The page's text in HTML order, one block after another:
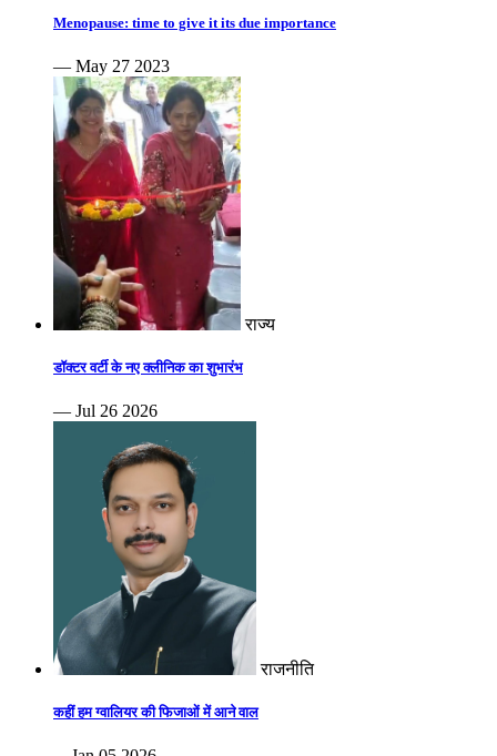
Menopause: time to give it its due importance
— May 27 2023
राज्य
डॉक्टर वर्टी के नए क्लीनिक का शुभारंभ
— Jul 26 2026
राजनीति
कहीं हम ग्वालियर की फिजाओं में आने वाल